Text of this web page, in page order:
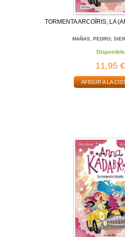
TORMENTA ARCOÍRIS, LA
MAÑAS, PEDRO;
Disponible
11,95 €
AFEGIR A LA